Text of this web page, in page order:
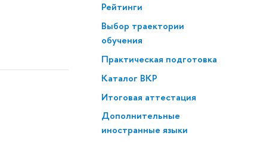
Рейтинги
Выбор траектории
обучения
Практическая подготовка
Каталог ВКР
Итоговая аттестация
Дополнительные
иностранные языки